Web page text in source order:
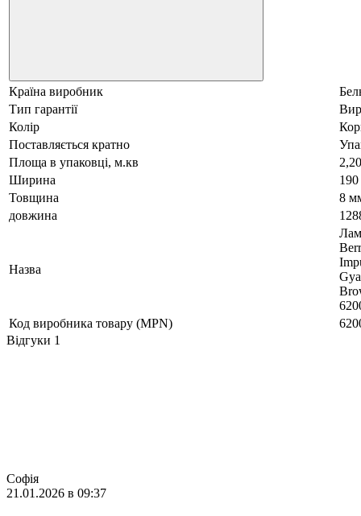
Країна виробник
Тип гарантії
Колір
Поставляється кратно
Площа в упаковці, м.кв
Ширина
Товщина
8
довжина
Назва
Код виробника товару (MPN)
Відгуки 1
Софія
21.01.2026 в 09:37